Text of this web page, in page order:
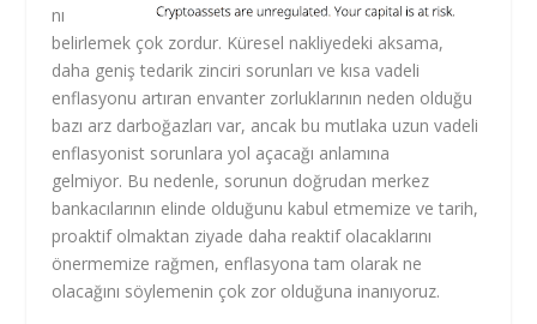
nı
belirlemek çok zordur. Küresel nakliyedeki aksama,
daha geniş tedarik zinciri sorunları ve kısa vadeli
enflasyonu artıran envanter zorluklarının neden olduğu
bazı arz darboğazları var, ancak bu mutlaka uzun vadeli
enflasyonist sorunlara yol açacağı anlamına
gelmiyor. Bu nedenle, sorunun doğrudan merkez
bankacılarının elinde olduğunu kabul etmemize ve tarih,
proaktif olmaktan ziyade daha reaktif olacaklarını
önermemize rağmen, enflasyona tam olarak ne
olacağını söylemenin çok zor olduğuna inanıyoruz.